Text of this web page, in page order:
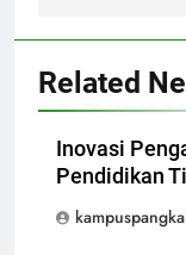
Related
Inovasi
Pendidikan